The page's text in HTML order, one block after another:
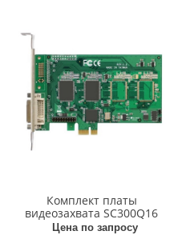
Комплект платы
видеозахвата SC300Q16
Цена по запросу